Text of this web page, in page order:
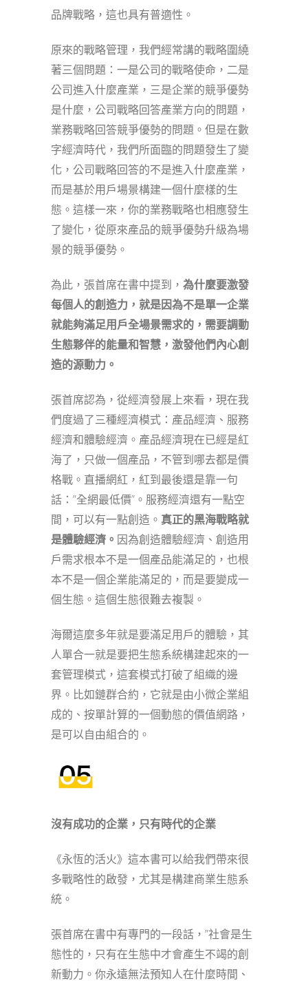
品牌戰略，這也具有普適性。
原來的戰略管理，我們經常講的戰略圍繞
著三個問題：一是公司的戰略使命，二是
公司進入什麼產業，三是企業的競爭優勢
是什麼，公司戰略回答產業方向的問題，
業務戰略回答競爭優勢的問題。但是在數
字經濟時代，我們所面臨的問題發生了變
化，公司戰略回答的不是進入什麼產業，
而是基於用戶場景構建一個什麼樣的生
態。這樣一來，你的業務戰略也相應發生
了變化，從原來產品的競爭優勢升級為場
景的競爭優勢。
為此，張首席在書中提到， 為什麼要激發
每個人的創造力，就是因為不是單一企業
就能夠滿足用戶全場景需求的，需要調動
生態夥伴的能量和智慧，激發他們內心創
造的源動力。
張首席認為，從經濟發展上來看，現在我
們度過了三種經濟模式：產品經濟、服務
經濟和體驗經濟。產品經濟現在已經是紅
海了，只做一個產品，不管到哪去都是價
格戰。直播網紅，紅到最後還是靠一句
話：”全網最低價”。服務經濟還有一點空
間，可以有一點創造。 真正的黑海戰略就
是體驗經濟。 因為創造體驗經濟、創造用
戶需求根本不是一個產品能滿足的，也根
本不是一個企業能滿足的，而是要變成一
個生態。這個生態很難去複製。
海爾這麼多年就是要滿足用戶的體驗，其
人單合一就是要把生態系統構建起來的一
套管理模式，這套模式打破了組織的邊
界。比如鏈群合約，它就是由小微企業組
成的、按單計算的一個動態的價值網路，
是可以自由組合的。
沒有成功的企業，只有時代的企業
《永恆的活火》這本書可以給我們帶來很
多戰略性的啟發，尤其是構建商業生態系
統。
張首席在書中有專門的一段話，”社會是生
態性的，只有在生態中才會產生不竭的創
新動力。你永遠無法預知人在什麼時間、